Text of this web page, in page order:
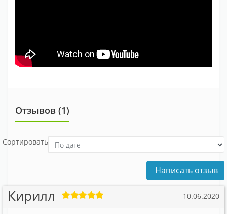
Отзывов (1)
Сортировать
Написать отзыв
Кирилл 10.06.2020